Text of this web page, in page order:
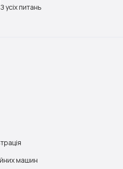
З усіх питань
машин